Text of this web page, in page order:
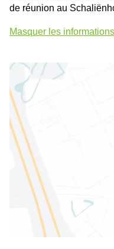
de réunion au
Masquer les informations